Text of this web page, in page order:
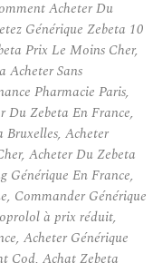
Acheter Du
Générique Zebeta 10
Prix Le Moins Cher,
Acheter Sans
Pharmacie Paris,
Du Zebeta En France,
Bruxelles, Acheter
Acheter Du Zebeta
Générique En France,
Commander Générique
à prix réduit,
Acheter Générique